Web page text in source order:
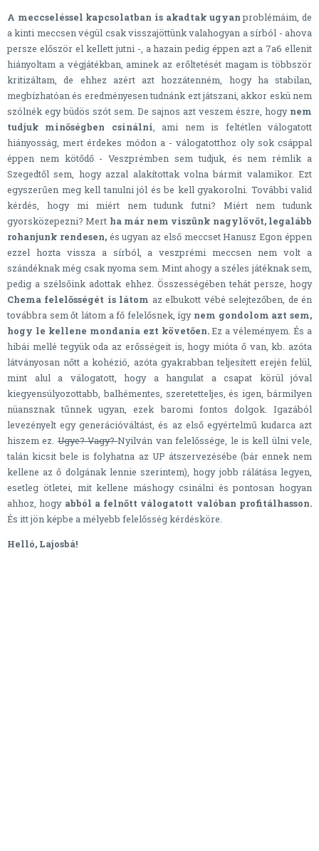
A meccseléssel kapcsolatban is akadtak ugyanproblémáim, de
a kinti meccsen végül csak visszajöttünk valahogyan a sírból - ahova
persze először el kellett jutni -, a hazain pedig éppen azt a 7a6 ellenit
hiányoltam a végjátékban, aminek az erőltetését magam is többször
kritizáltam, de ehhez azért azt hozzátenném, hogy ha stabilan,
megbízhatóan és eredményesen tudnánk ezt játszani, akkor eskü nem
szólnék egy büdös szót sem. De sajnos azt veszem észre, hogy nem
tudjuk minőségben csinálni , ami nem is feltétlen válogatott
hiányosság, mert érdekes módon a - válogatotthoz oly sok csáppal
éppen nem kötődő - Veszprémben sem tudjuk, és nem rémlik a
Szegedtől sem, hogy azzal alakítottak volna bármit valamikor. Ezt
egyszerűen meg kell tanulni jól és be kell gyakorolni. További valid
kérdés, hogy mi miért nem tudunk futni? Miért nem tudunk
gyorsközepezni? Mert ha már nem viszünk nagylövőt, legalább
rohanjunk rendesen,és ugyan az első meccset Hanusz Egon éppen
ezzel hozta vissza a sírból, a veszprémi meccsen nem volt a
szándéknak még csak nyoma sem. Mint ahogy a széles játéknak sem,
pedig a szélsőink adottak ehhez. Összességében tehát persze, hogy
Chema felelősségét is látom az elbukott vébé selejtezőben, de én
továbbra sem őt látom a fő felelősnek, így nem gondolom azt sem,
hogy le kellene mondania ezt követően.Ez a véleményem. És a
hibái mellé tegyük oda az erősségeit is, hogy mióta ő van, kb. azóta
látványosan nőtt a kohézió, azóta gyakrabban teljesített erején felül,
mint alul a válogatott, hogy a hangulat a csapat körül jóval
kiegyensúlyozottabb, balhémentes, szeretetteljes, és igen, bármilyen
nüansznak tűnnek ugyan, ezek baromi fontos dolgok. Igazából
levezényelt egy generációváltást, és az első egyértelmű kudarca azt
hiszem ez.Ugye? Vagy?Nyilván van felelőssége, le is kell ülni vele,
talán kicsit bele is folyhatna az UP átszervezésébe (bár ennek nem
kellene az ő dolgának lennie szerintem), hogy jobb rálátása legyen,
esetleg ötletei, mit kellene máshogy csinálni és pontosan hogyan
ahhoz, hogyabból a felnőtt válogatott valóban profitálhasson.
És itt jön képbe a mélyebb felelősség kérdésköre.
Helló, Lajosbá!